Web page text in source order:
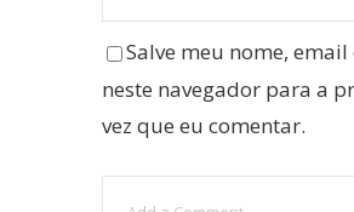
Salve meu nome, email
neste navegador para a
vez que eu comentar.